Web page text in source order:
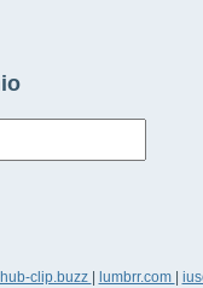
clip.buzz lumbrr.com